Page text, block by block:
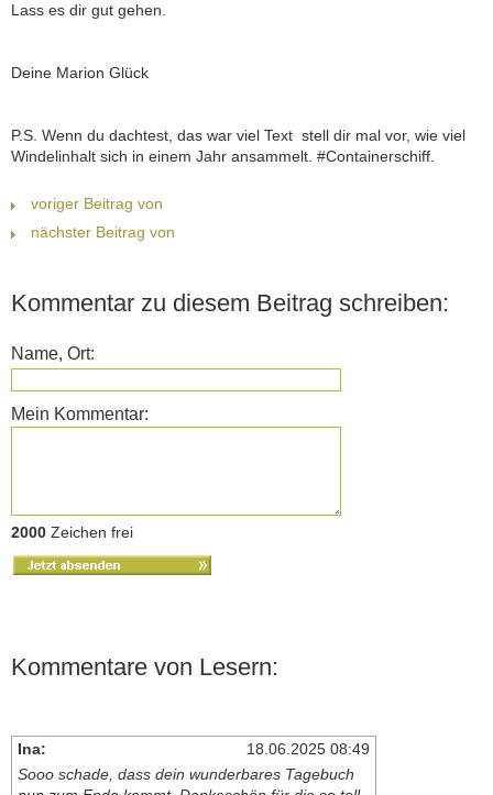
Lass es dir gut gehen.
Deine Marion Glück
P.S. Wenn du dachtest, das war viel Text  stell dir mal vor, wie viel
Windelinhalt sich in einem Jahr ansammelt. #Containerschiff.
voriger Beitrag von
nächster Beitrag von
Kommentar zu diesem Beitrag schreiben:
Name, Ort:
Mein Kommentar:
2000 Zeichen frei
Kommentare von Lesern:
Ina:
18.06.2025 08:49
Sooo schade, dass dein wunderbares Tagebuch